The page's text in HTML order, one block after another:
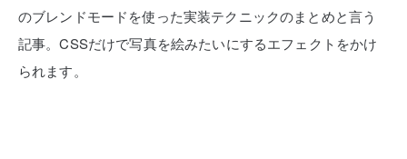
のブレンドモードを使った実装テクニックのまとめと言う
記事。CSSだけで写真を絵みたいにするエフェクトをかけ
られます。